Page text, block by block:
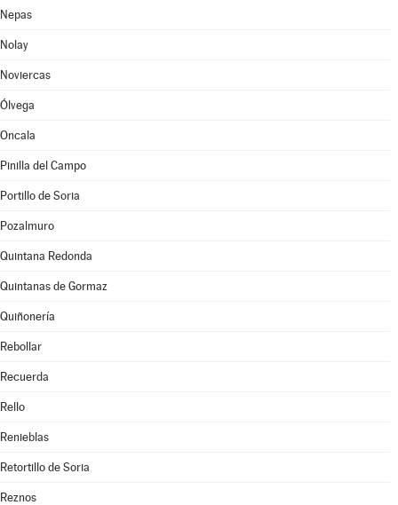
Nepas
Nolay
Noviercas
Ólvega
Oncala
Pinilla del Campo
Portillo de Soria
Pozalmuro
Quintana Redonda
Quintanas de Gormaz
Quiñonería
Rebollar
Recuerda
Rello
Renieblas
Retortillo de Soria
Reznos